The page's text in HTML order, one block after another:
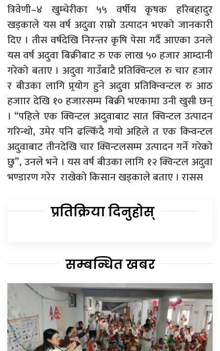
त्रिवेणी–४ खुम्चेरीका ५५ वर्षीय कृषक हरिबहादुर
खड्काले यस वर्ष अदुवा राम्रो उत्पादन भएको जानकारी
दिए । तीस वर्षदेखि निरन्तर कृषि पेसा गर्दै आएका उनले
यस वर्ष अदुवा बिक्रीबाट रु एक लाख ५० हजार आम्दानी
गरेको बताए । अदुवा गाउँबाटै प्रतिक्विन्टल रु चार हजार
र बीउका लागि प्र्रयोग हुने अदुवा प्रतिक्न्विन्टल रु आठ
हजाार देखि १० हजारसम्म बिक्री भएकामा उनी खुसी छन्
। “पहिले एक क्विन्टल अदुवाबाट सात क्विन्टल उत्पादन
गरिन्थो, उमेर पनि ढल्किँदै गयो अहिले त एक क्न्विन्टल
अदुवाबाट तीनदेखि चार क्विन्टलसम्म उत्पादन गर्ने गरेको
छु”, उनले भने । यस वर्ष बीउका लागि १२ क्विन्टल अदुवा
भण्डारण गरेर राखेको किसान खड्काले बताए । रासस
प्रतिक्रिया दिनुहोस्
सम्बन्धित खबर